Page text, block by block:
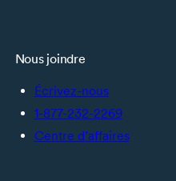
Nous joindre
Écrivez-nous
1-877-232-2269
Centre d’affaires